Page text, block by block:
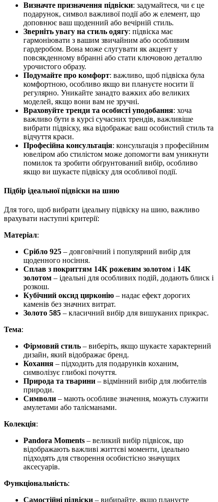
Визначте призначення підвіски: задумайтеся, чи є це
подарунок, символ важливої події або ж елемент, що
доповнює ваш щоденний або вечірній стиль.
Зверніть увагу на стиль одягу: підвіска має
гармоніювати з вашим звичайним або особливим
гардеробом. Вона може слугувати як акцент у
повсякденному вбранні або стати ключовою деталлю
урочистого образу.
Подумайте про комфорт: важливо, щоб підвіска була
комфортною, особливо якщо ви плануєте носити її
регулярно. Уникайте занадто важких або великих
моделей, якщо вони вам не зручні.
Враховуйте тренди та особисті уподобання: хоча
важливо бути в курсі сучасних трендів, важливіше
вибрати підвіску, яка відображає ваш особистий стиль та
відчуття краси.
Професійна консультація: консультація з професійним
ювеліром або стилістом може допомогти вам уникнути
помилок та зробити обґрунтований вибір, особливо
якщо ви шукаєте підвіску для особливої події.
Підбір ідеальної підвіски на шию
Для того, щоб вибрати ідеальну підвіску на шию, важливо
врахувати наступні критерії:
Матеріал:
Срібло 925 – довговічний і популярний вибір для
щоденного носіння.
Сплав з покриттям 14К рожевим золотом і 14К
золотом – ідеальні для особливих подій, додають блиск і
розкош.
Кубічний оксид цирконію – надає ефект дорогих
каменів без значних витрат.
Золото 585 – класичний вибір для вишуканих прикрас.
Тема:
Фірмовий стиль – виберіть, якщо шукаєте характерний
дизайн, який відображає бренд.
Кохання – підходить для подарунків коханим,
символізує глибокі почуття.
Природа та тварини – відмінний вибір для любителів
природи.
Символи – мають особливе значення, можуть служити
амулетами або талісманами.
Колекція:
Pandora Moments – великий вибір підвісок, що
відображають важливі життєві моменти, ідеально
підходять для створення особистісно значущих
аксесуарів.
Функціональність:
Самостійні підвіски – вибирайте, якщо плануєте